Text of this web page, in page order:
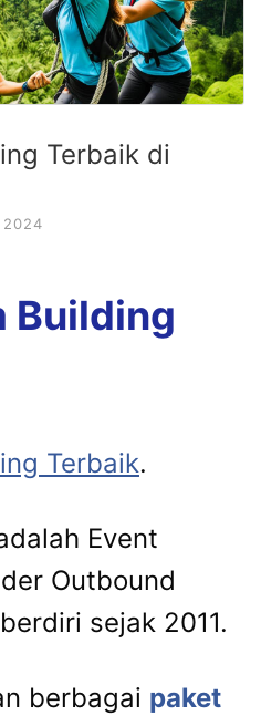
Terbaik di
Building
Terbaik.
Event
Outbound
sejak 2011.
berbagai paket